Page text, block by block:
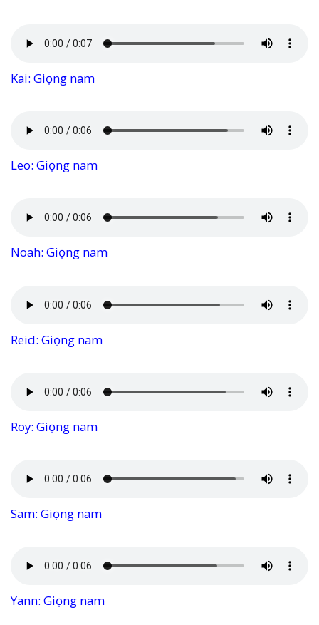
Kai: Giọng nam
Leo: Giọng nam
Noah: Giọng nam
Reid: Giọng nam
Roy: Giọng nam
Sam: Giọng nam
Yann: Giọng nam